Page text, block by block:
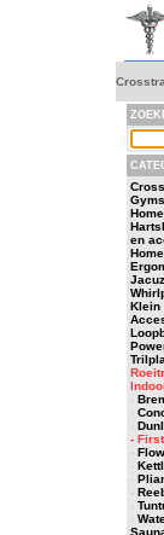
Gyms
en
Klein
-
-
-
-
-
-
-
-
-
-